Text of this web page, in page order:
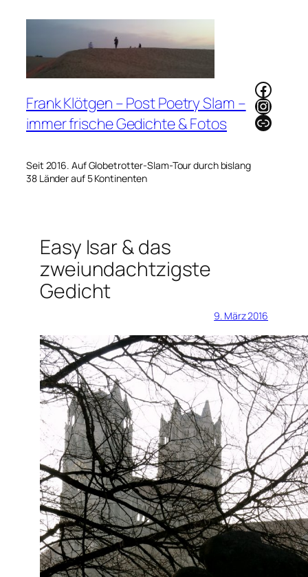
Frank Klötgen – Post Poetry Slam –
immer frische Gedichte & Fotos
Seit 2016. Auf Globetrotter-Slam-Tour durch bislang
38 Länder auf 5 Kontinenten
Link
Easy Isar & das
zweiundachtzigste
Gedicht
9. März 2016